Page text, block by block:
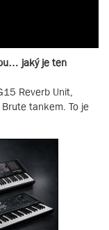
jaký je ten
Reverb Unit,
tankem. To je